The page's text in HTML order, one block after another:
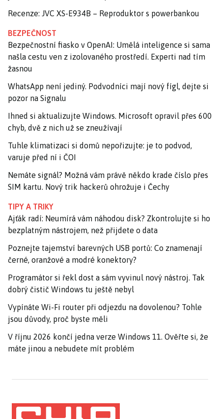
Recenze: JVC XS-E934B – Reproduktor s powerbankou
BEZPEČNOST
Bezpečnostní fiasko v OpenAI: Umělá inteligence si sama
našla cestu ven z izolovaného prostředí. Experti nad tím
žasnou
WhatsApp není jediný. Podvodníci mají nový fígl, dejte si
pozor na Signalu
Ihned si aktualizujte Windows. Microsoft opravil přes 600
chyb, dvě z nich už se zneužívají
Tuhle klimatizaci si domů nepořizujte: je to podvod,
varuje před ní i ČOI
Nemáte signál? Možná vám právě někdo krade číslo přes
SIM kartu. Nový trik hackerů ohrožuje i Čechy
TIPY A TRIKY
Ajťák radí: Neumírá vám náhodou disk? Zkontrolujte si ho
bezplatným nástrojem, než přijdete o data
Poznejte tajemství barevných USB portů: Co znamenají
černé, oranžové a modré konektory?
Programátor si řekl dost a sám vyvinul nový nástroj. Tak
dobrý čistič Windows tu ještě nebyl
Vypínáte Wi-Fi router při odjezdu na dovolenou? Tohle
jsou důvody, proč byste měli
V říjnu 2026 končí jedna verze Windows 11. Ověřte si, že
máte jinou a nebudete mít problém